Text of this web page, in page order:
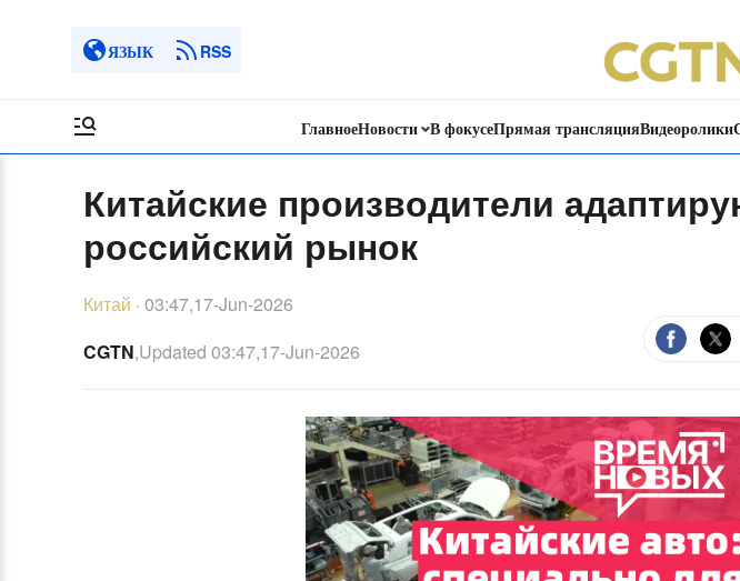
ЯЗЫК RSS
ГлавноеНовости В фокусеПрямая трансляцияВидеоролики
Китайские производители
российский рынок
Китай · 03:47,17-Jun-2026
CGTN,Updated 03:47,17-Jun-2026